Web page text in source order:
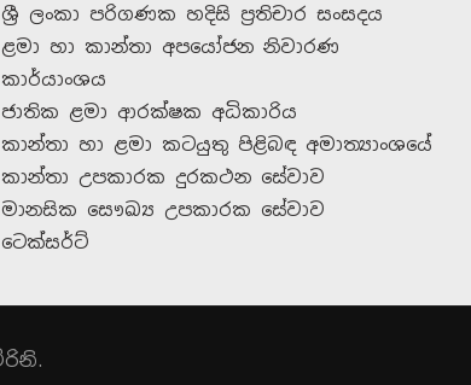
ශ්‍රී ලංකා පරිගණක හදිසි ප්‍රතිචාර සංසදය
ළමා හා කාන්තා අපයෝජන නිවාරණ
කාර්යාංශය
ජාතික ළමා ආරක්ෂක අධිකාරිය
කාන්තා හා ළමා කටයුතු පිළිබඳ අමාත්‍යාංශයේ
කාන්තා උපකාරක දුරකථන සේවාව
මානසික සෞඛ්‍ය උපකාරක සේවාව
ටෙක්සර්ට්